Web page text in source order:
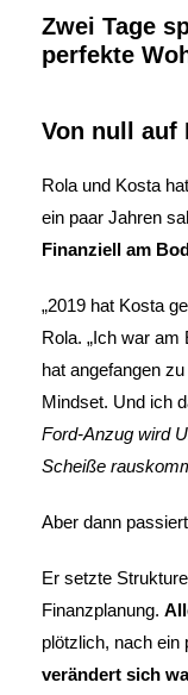
Zwei Tage
perfekte
Von null auf
Rola und Kosta
ein paar Jahren
Finanziell am
„2019 hat Kosta
Rola. „Ich war am
hat angefangen
Mindset. Und ich
Ford-Anzug wird
Scheiße
Aber dann
Er setzte
Finanzplanung.
plötzlich, nach ein
verändert sich